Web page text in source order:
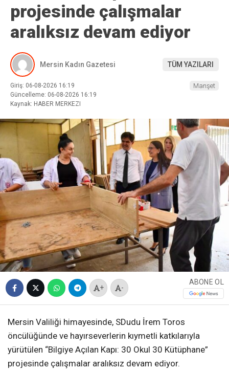
projesinde çalışmalar
aralıksız devam ediyor
Mersin Kadın Gazetesi TÜM YAZILARI
Giriş: 06-08-2026 16:19
Güncelleme: 06-08-2026 16:19
Kaynak: HABER MERKEZI
Manşet
+ -
ABONE OL
Mersin Valiliği himayesinde, SDudu İrem Toros
öncülüğünde ve hayırseverlerin kıymetli katkılarıyla
yürütülen “Bilgiye Açılan Kapı: 30 Okul 30 Kütüphane”
projesinde çalışmalar aralıksız devam ediyor.